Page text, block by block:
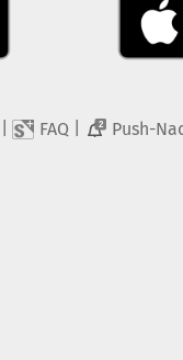
FAQ 2 Push-